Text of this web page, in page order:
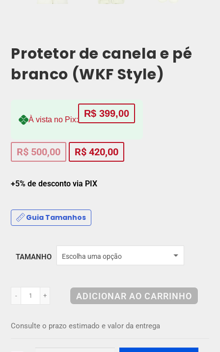
Protetor de canela e pé
branco (WKF Style)
À vista no Pix:
R$ 399,00
R$ 500,00 R$ 420,00
+5% de desconto via PIX
Guia Tamanhos
TAMANHO Escolha uma opção
- + ADICIONAR AO CARRINHO
Consulte o prazo estimado e valor da entrega